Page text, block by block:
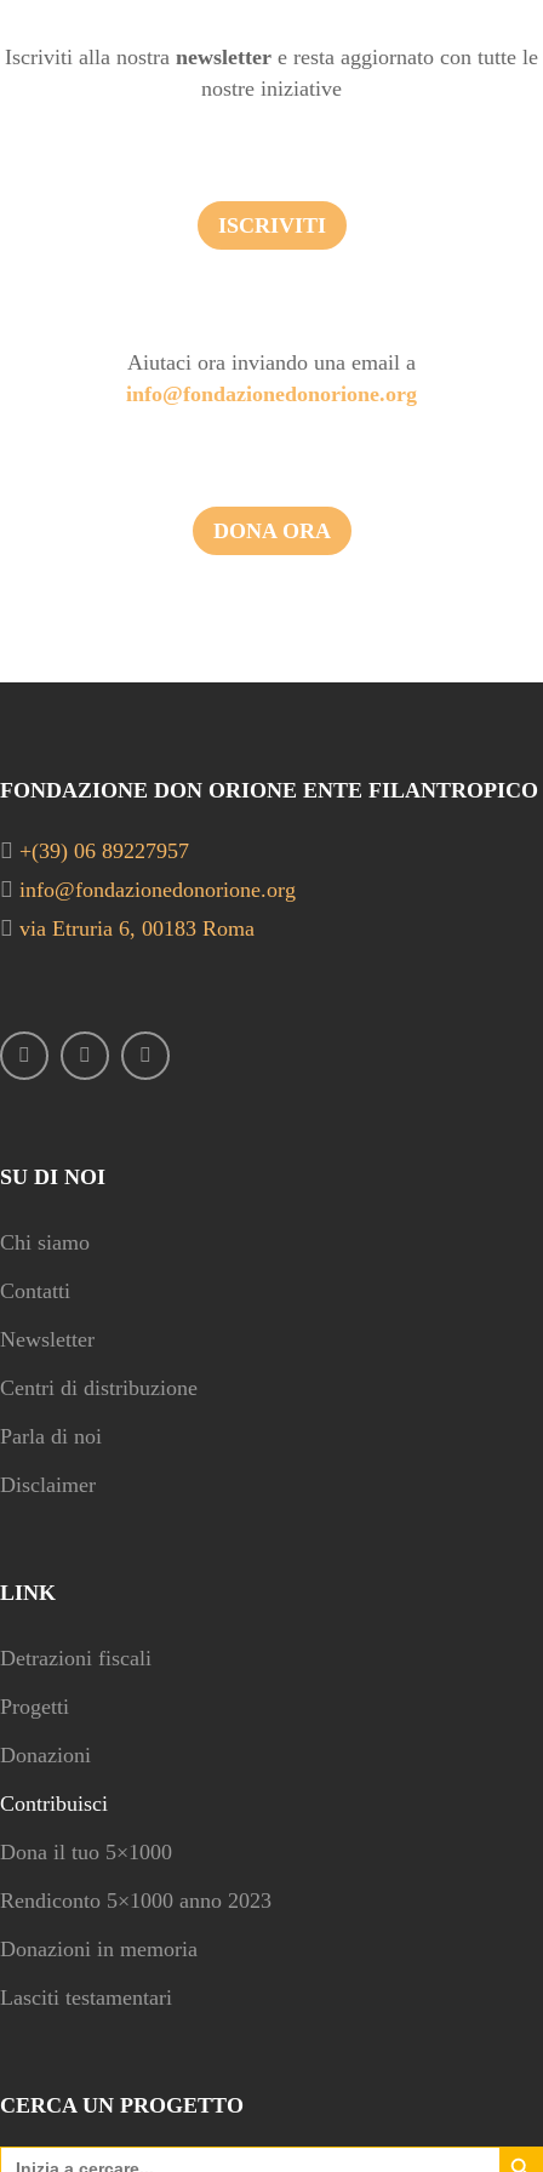
Iscriviti alla nostra newsletter e resta aggiornato con tutte le
nostre iniziative
ISCRIVITI
Aiutaci ora inviando una email a
info@fondazionedonorione.org
DONA ORA
FONDAZIONE DON ORIONE ENTE FILANTROPICO
+(39) 06 89227957
info@fondazionedonorione.org
via Etruria 6, 00183 Roma
SU DI NOI
Chi siamo
Contatti
Newsletter
Centri di distribuzione
Parla di noi
Disclaimer
LINK
Detrazioni fiscali
Progetti
Donazioni
Contribuisci
Dona il tuo 5×1000
Rendiconto 5×1000 anno 2023
Donazioni in memoria
Lasciti testamentari
CERCA UN PROGETTO
Search
Search